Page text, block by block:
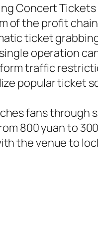
Concert
of the profit chain
ticket
operation
traffic
popular ticket
fans through
800 yuan to
the venue to